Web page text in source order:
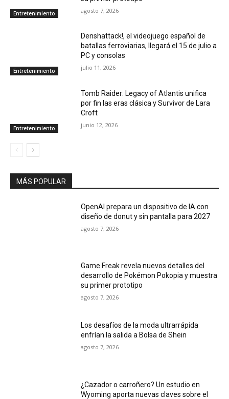
Entretenimiento agosto 7, 2026
Entretenimiento
Denshattack!, el videojuego español de
batallas ferroviarias, llegará el 15 de julio a
PC y consolas
julio 11, 2026
Entretenimiento
Tomb Raider: Legacy of Atlantis unifica
por fin las eras clásica y Survivor de Lara
Croft
junio 12, 2026
MÁS POPULAR
OpenAI prepara un dispositivo de IA con
diseño de donut y sin pantalla para 2027
agosto 7, 2026
Game Freak revela nuevos detalles del
desarrollo de Pokémon Pokopia y muestra
su primer prototipo
agosto 7, 2026
Los desafíos de la moda ultrarrápida
enfrían la salida a Bolsa de Shein
agosto 7, 2026
¿Cazador o carroñero? Un estudio en
Wyoming aporta nuevas claves sobre el